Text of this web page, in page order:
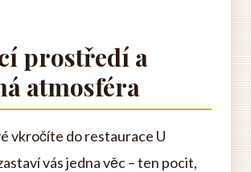
prostředí a
atmosféra
vkročíte do restaurace U
vás jedna věc – ten pocit,